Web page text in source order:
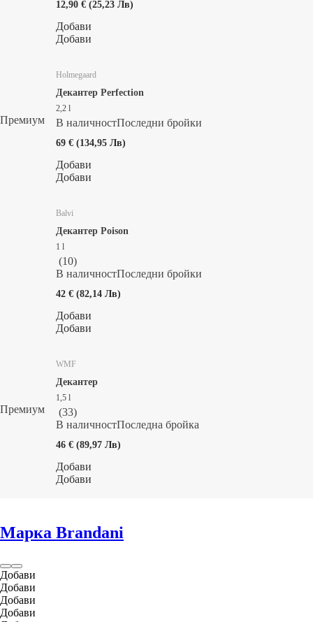
12,90 € (25,23 Лв)
Добави
Добави
Премиум
Holmegaard
Декантер Perfection
2,2 l
В наличностПоследни бройки
69 € (134,95 Лв)
Добави
Добави
Balvi
Декантер Poison
1 l
(10)
В наличностПоследни бройки
42 € (82,14 Лв)
Добави
Добави
Премиум
WMF
Декантер
1,5 l
(33)
В наличностПоследна бройка
46 € (89,97 Лв)
Добави
Добави
Марка Brandani
Добави
Добави
Добави
Добави